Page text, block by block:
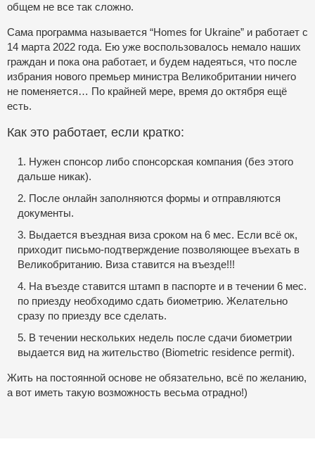
общем не все так сложно.
Сама программа называется “Homes for Ukraine” и работает с
14 марта 2022 года. Ею уже воспользовалось немало наших
граждан и пока она работает, и будем надеяться, что после
избрания нового премьер министра Великобритании ничего
не поменяется… По крайней мере, время до октября ещё
есть.
Как это работает, если кратко:
1. Нужен спонсор либо спонсорская компания (без этого
дальше никак).
2. После онлайн заполняются формы и отправляются
документы.
3. Выдается въездная виза сроком на 6 мес. Если всё ок,
приходит письмо-подтверждение позволяющее въехать в
Великобританию. Виза ставится на въезде!!!
4. На въезде ставится штамп в паспорте и в течении 6 мес.
по приезду необходимо сдать биометрию. Желательно
сразу по приезду все сделать.
5. В течении нескольких недель после сдачи биометрии
выдается вид на жительство (Biometric residence permit).
Жить на постоянной основе не обязательно, всё по желанию,
а вот иметь такую возможность весьма отрадно!)